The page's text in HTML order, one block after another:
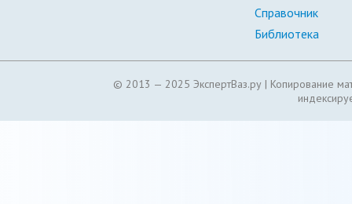
Справочник
Библиотека
© 2013 — 2025 ЭкспертВаз.ру | Копирование